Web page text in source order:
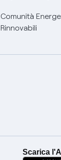
Comunità
Rinnovabili
Scarica